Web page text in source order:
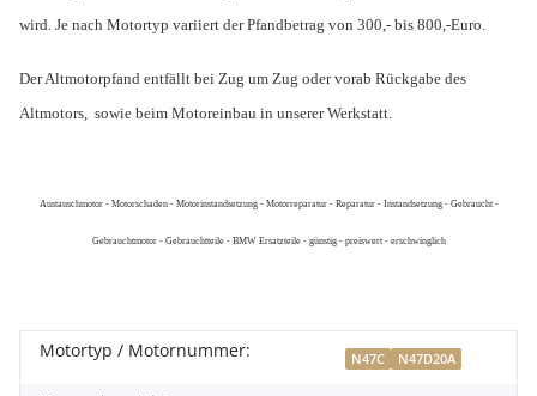
wird. Je nach Motortyp variiert der Pfandbetrag von 300,- bis 800,-Euro.
Der Altmotorpfand entfällt bei Zug um Zug oder vorab Rückgabe des
Altmotors, sowie beim Motoreinbau in unserer Werkstatt.
Austauschmotor - Motorschaden - Motorinstandsetzung - Motorreparatur - Reparatur - Instandsetzung - Gebraucht -
Gebrauchtmotor - Gebrauchtteile - BMW Ersatzteile - günstig - preiswert - erschwinglich
Motortyp / Motornummer: N47C N47D20A